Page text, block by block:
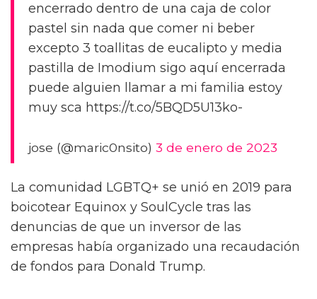
encerrado dentro de una caja de color
pastel sin nada que comer ni beber
excepto 3 toallitas de eucalipto y media
pastilla de Imodium sigo aquí encerrada
puede alguien llamar a mi familia estoy
muy sca https://t.co/5BQD5U13ko-
jose (@maric0nsito) 3 de enero de 2023
La comunidad LGBTQ+ se unió en 2019 para
boicotear Equinox y SoulCycle tras las
denuncias de que un inversor de las
empresas había organizado una recaudación
de fondos para Donald Trump.